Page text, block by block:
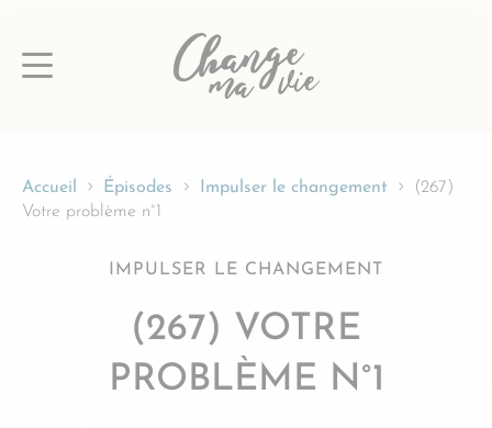
au
Accueil Épisodes Impulser le changement
(267)
Votre problème n°1
IMPULSER LE CHANGEMENT
(267) VOTRE
PROBLÈME N°1